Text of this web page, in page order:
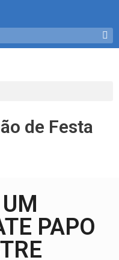
de Festa
PAPO